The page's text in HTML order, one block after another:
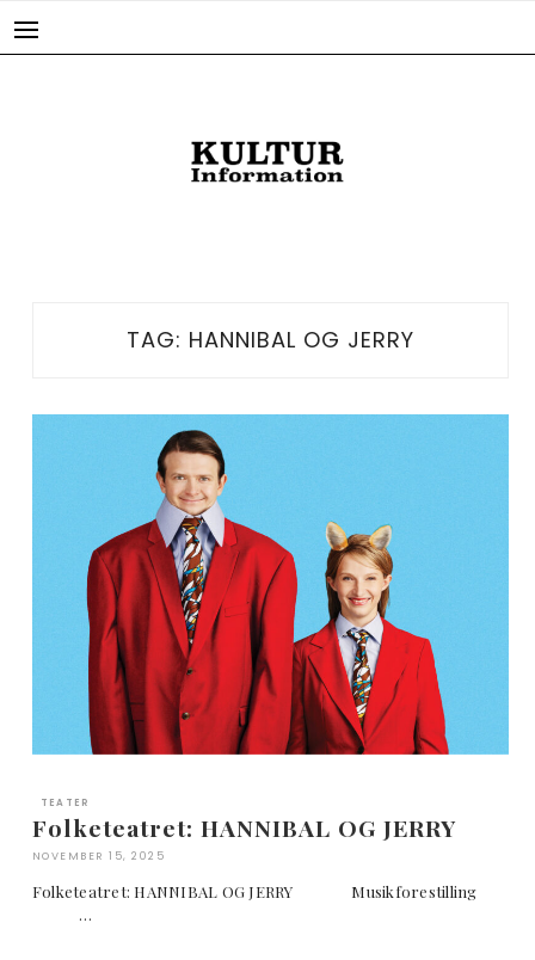
TAG: HANNIBAL OG JERRY
TEATER
Folketeatret: HANNIBAL OG JERRY
NOVEMBER 15, 2025
Folketeatret: HANNIBAL OG JERRY Musikforestilling
…